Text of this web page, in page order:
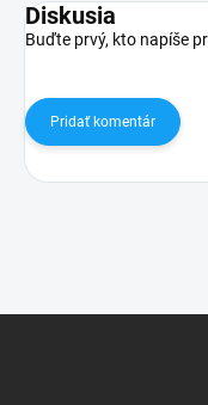
Diskusia
Buďte prvý, kto napíše
Pridať komentár